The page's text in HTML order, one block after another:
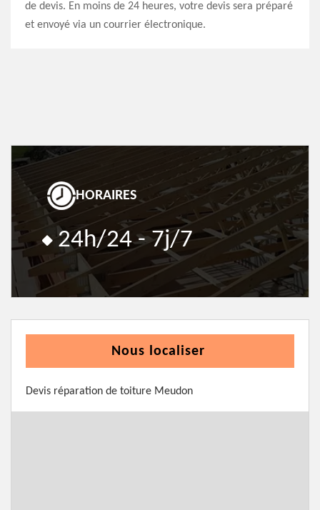
de devis. En moins de 24 heures, votre devis sera préparé
et envoyé via un courrier électronique.
HORAIRES
24h/24 - 7j/7
Nous localiser
Devis réparation de toiture Meudon